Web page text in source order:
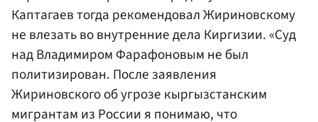
Каптагаев тогда рекомендовал Жириновскому
не влезать во внутренние дела Киргизии. «Суд
над Владимиром Фарафоновым не был
политизирован. После заявления
Жириновского об угрозе кыргызстанским
мигрантам из России я понимаю, что